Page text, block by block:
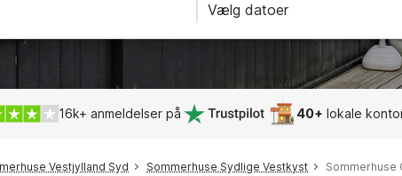
Vælg datoer
16k+ anmeldelser på 40+ lokale
Vestjylland Syd Sommerhuse Sydlige Vestkyst Sommerhuse